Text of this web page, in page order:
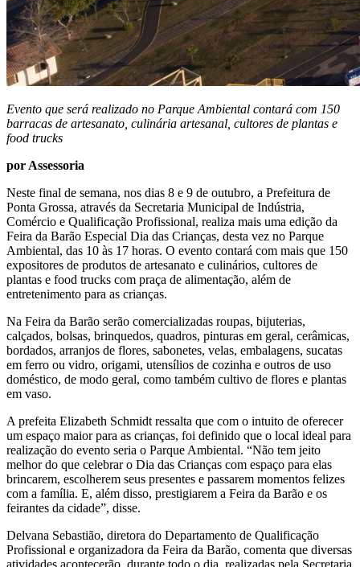
Evento que será realizado no Parque Ambiental contará com 150
barracas de artesanato, culinária artesanal, cultores de plantas e
food trucks
por Assessoria
Neste final de semana, nos dias 8 e 9 de outubro, a Prefeitura de
Ponta Grossa, através da Secretaria Municipal de Indústria,
Comércio e Qualificação Profissional, realiza mais uma edição da
Feira da Barão Especial Dia das Crianças, desta vez no Parque
Ambiental, das 10 às 17 horas. O evento contará com mais que 150
expositores de produtos de artesanato e culinários, cultores de
plantas e food trucks com praça de alimentação, além de
entretenimento para as crianças.
Na Feira da Barão serão comercializadas roupas, bijuterias,
calçados, bolsas, brinquedos, quadros, pinturas em geral, cerâmicas,
bordados, arranjos de flores, sabonetes, velas, embalagens, sucatas
em ferro ou vidro, origami, utensílios de cozinha e outros de uso
doméstico, de modo geral, como também cultivo de flores e plantas
em vaso.
A prefeita Elizabeth Schmidt ressalta que com o intuito de oferecer
um espaço maior para as crianças, foi definido que o local ideal para
realização do evento seria o Parque Ambiental. “Não tem jeito
melhor do que celebrar o Dia das Crianças com espaço para elas
brincarem, escolherem seus presentes e passarem momentos felizes
com a família. E, além disso, prestigiarem a Feira da Barão e os
feirantes da cidade”, disse.
Delvana Sebastião, diretora do Departamento de Qualificação
Profissional e organizadora da Feira da Barão, comenta que diversas
atividades acontecerão, durante todo o dia, realizadas pela Secretaria